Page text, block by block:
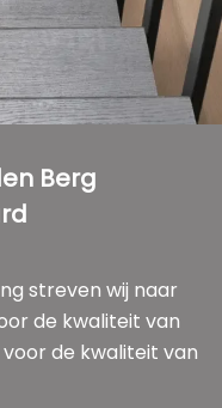
Berg
streven wij naar
de kwaliteit van
de kwaliteit van